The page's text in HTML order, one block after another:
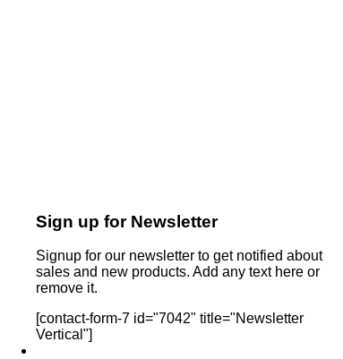
Sign up for Newsletter
Signup for our newsletter to get notified about
sales and new products. Add any text here or
remove it.
[contact-form-7 id="7042" title="Newsletter
Vertical"]